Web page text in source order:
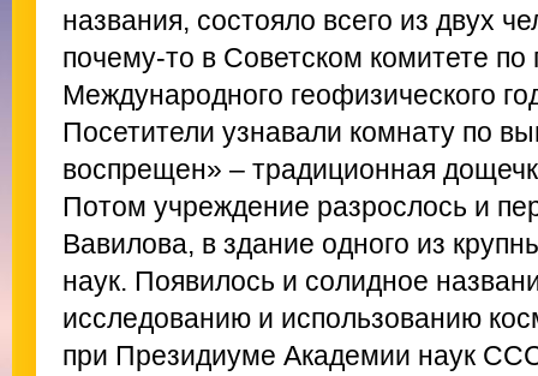
названия, состояло всего из двух
почему-то в Советском комитете
Международного геофизического
Посетители узнавали комнату по
воспрещен» – традиционная
Потом учреждение разрослось и
Вавилова, в здание одного из
наук. Появилось и солидное
исследованию и использованию
при Президиуме Академии наук